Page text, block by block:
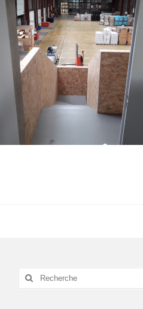
Rechercher